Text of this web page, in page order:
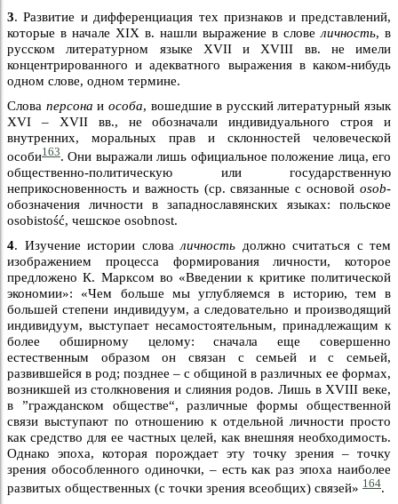
3. Развитие и дифференциация тех признаков и представлений,
которые в начале XIX в. нашли выражение в слове личность, в
русском литературном языке XVII и XVIII вв. не имели
концентрированного и адекватного выражения в каком-нибудь
одном слове, одном термине.
Слова персона и особа, вошедшие в русский литературный язык
XVI – XVII вв., не обозначали индивидуального строя и
внутренних, моральных прав и склонностей человеческой
особи163. Они выражали лишь официальное положение лица, его
общественно-политическую или государственную
неприкосновенность и важность (ср. связанные с основой osob-
обозначения личности в западнославянских языках: польское
osobistość, чешское osobnost.
4. Изучение истории слова личность должно считаться с тем
изображением процесса формирования личности, которое
предложено К. Марксом во «Введении к критике политической
экономии»: «Чем больше мы углубляемся в историю, тем в
большей степени индивидуум, а следовательно и производящий
индивидуум, выступает несамостоятельным, принадлежащим к
более обширному целому: сначала еще совершенно
естественным образом он связан с семьей и с семьей,
развившейся в род; позднее – с общиной в различных ее формах,
возникшей из столкновения и слияния родов. Лишь в XVIII веке,
в ”гражданском обществе“, различные формы общественной
связи выступают по отношению к отдельной личности просто
как средство для ее частных целей, как внешняя необходимость.
Однако эпоха, которая порождает эту точку зрения – точку
зрения обособленного одиночки, – есть как раз эпоха наиболее
развитых общественных (с точки зрения всеобщих) связей» 164.